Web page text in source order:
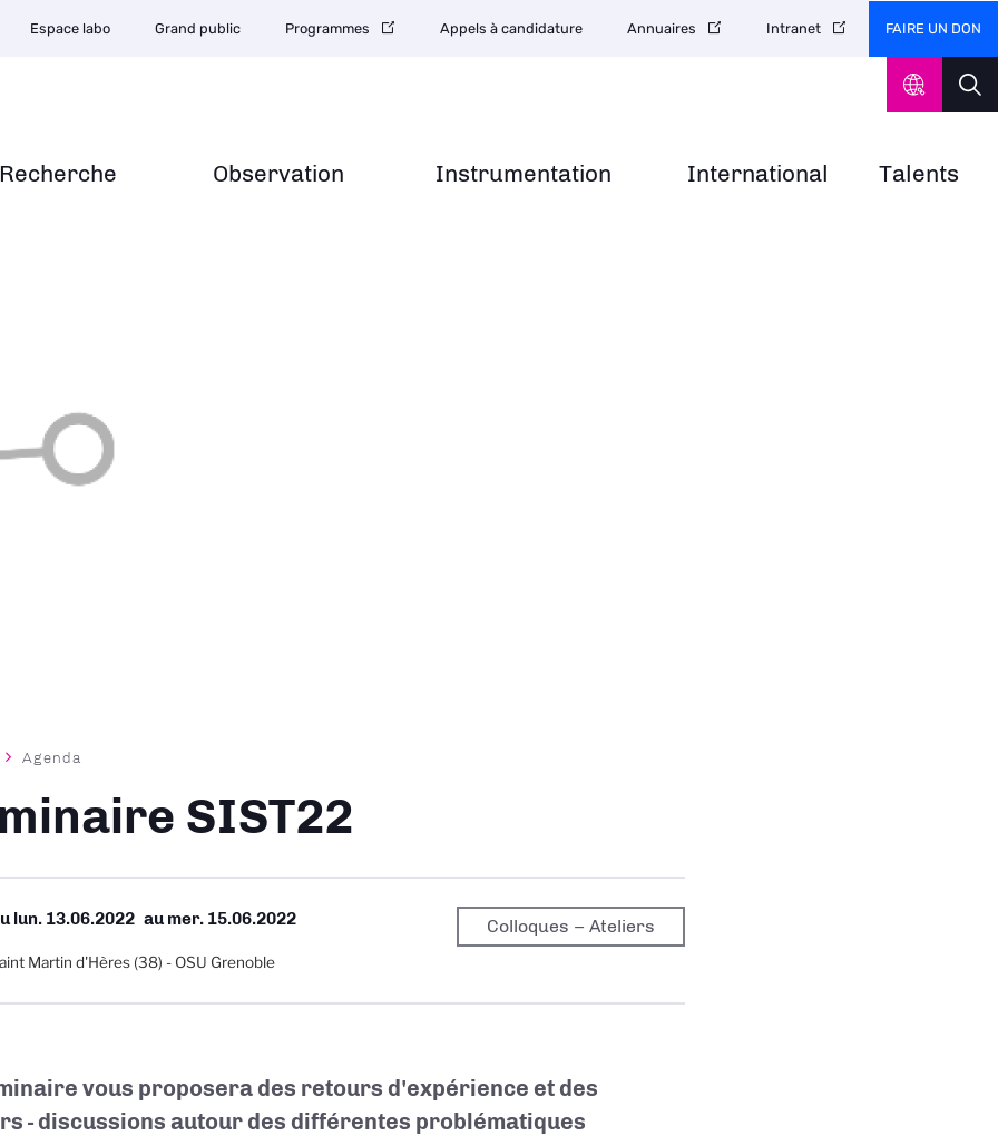
Recherche Observation Instrumentation International Talents
Espace labo Grand public Programmes Appels à candidature Annuaires Intranet FAIRE UN DON
Agenda
SIST22
lun. 13.06.2022 au mer. 15.06.2022
Martin d'Hères (38) - OSU Grenoble
Colloques – Ateliers
vous proposera des retours d'expérience et des
- discussions autour des différentes problématiques